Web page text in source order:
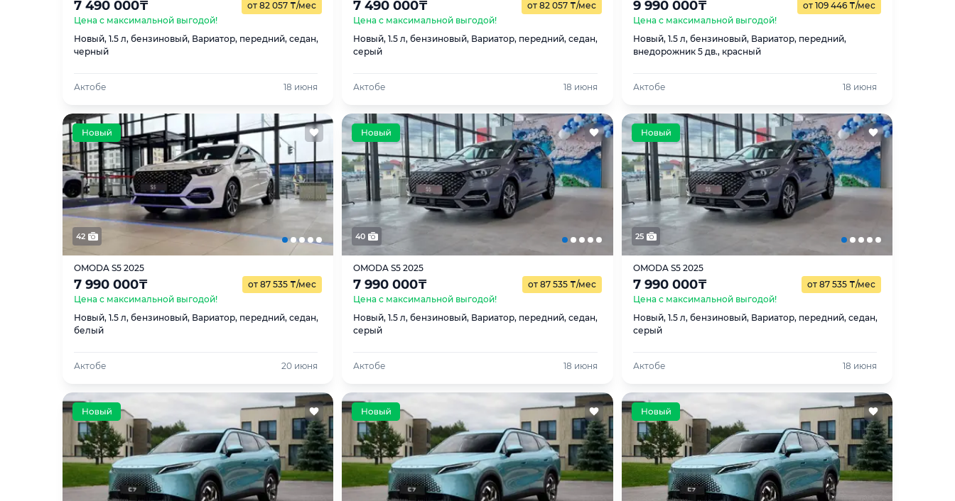
7 490 000₸ от 82 057 ₸/мес
Цена с максимальной выгодой!
Новый, 1.5 л, бензиновый, Вариатор, передний, седан,
черный
Актобе 18 июня
7 490 000₸ от 82 057 ₸/мес
Цена с максимальной выгодой!
Новый, 1.5 л, бензиновый, Вариатор, передний, седан,
серый
Актобе 18 июня
9 990 000₸ от 109 446 ₸/мес
Цена с максимальной выгодой!
Новый, 1.5 л, бензиновый, Вариатор, передний,
внедорожник 5 дв., красный
Актобе 18 июня
42
OMODA S5 2025
7 990 000₸ от 87 535 ₸/мес
Цена с максимальной выгодой!
Новый, 1.5 л, бензиновый, Вариатор, передний, седан,
белый
Актобе 20 июня
40
OMODA S5 2025
7 990 000₸ от 87 535 ₸/мес
Цена с максимальной выгодой!
Новый, 1.5 л, бензиновый, Вариатор, передний, седан,
серый
Актобе 18 июня
25
OMODA S5 2025
7 990 000₸ от 87 535 ₸/мес
Цена с максимальной выгодой!
Новый, 1.5 л, бензиновый, Вариатор, передний, седан,
серый
Актобе 18 июня